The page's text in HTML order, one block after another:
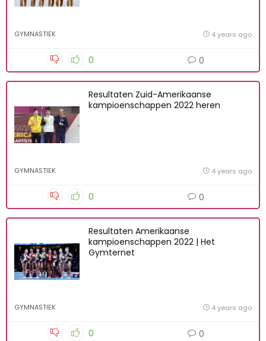
GYMNASTIEK 4 years ago
0 0
Resultaten Zuid-Amerikaanse
kampioenschappen 2022 heren
GYMNASTIEK 4 years ago
0 0
Resultaten Amerikaanse
kampioenschappen 2022 | Het
Gymternet
GYMNASTIEK 4 years ago
0 0